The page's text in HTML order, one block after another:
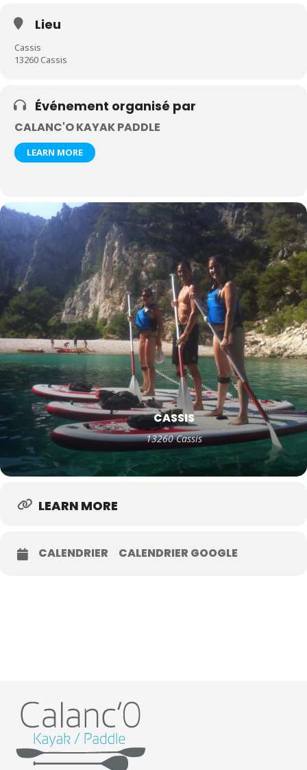
Lieu
Cassis
13260 Cassis
Événement organisé par
CALANC'O KAYAK PADDLE
LEARN MORE
CASSIS
13260 Cassis
LEARN MORE
CALENDRIER CALENDRIER GOOGLE